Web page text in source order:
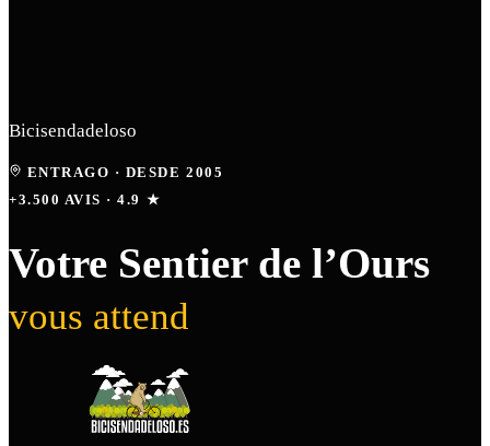
Bicisendadeloso
ENTRAGO · DESDE 2005
+3.500 AVIS · 4.9 ★
Votre Sentier de l’Ours
vous attend